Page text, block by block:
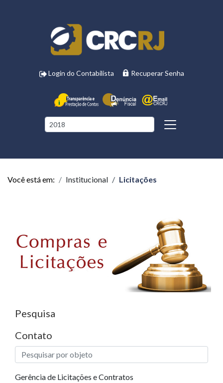
Login do Contabilista Recuperar Senha
Você está em: Institucional Licitações
Pesquisa
Contato
Gerência de Licitações e Contratos